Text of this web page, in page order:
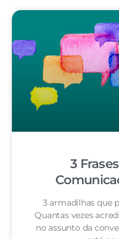
3
3 armadilhas que
Quantas vezes
no assunto da